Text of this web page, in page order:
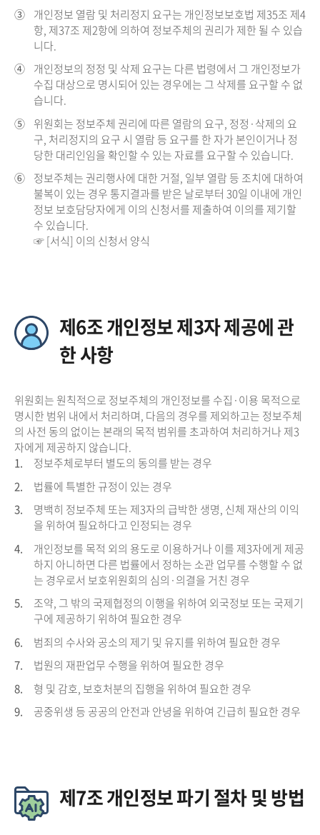
③ 개인정보 열람 및 처리정지 요구는 개인정보보호법 제35조 제4
항, 제37조 제2항에 의하여 정보주체의 권리가 제한 될 수 있습
니다.
④ 개인정보의 정정 및 삭제 요구는 다른 법령에서 그 개인정보가
수집 대상으로 명시되어 있는 경우에는 그 삭제를 요구할 수 없
습니다.
⑤ 위원회는 정보주체 권리에 따른 열람의 요구, 정정·삭제의 요
구, 처리정지의 요구 시 열람 등 요구를 한 자가 본인이거나 정
당한 대리인임을 확인할 수 있는 자료를 요구할 수 있습니다.
⑥ 정보주체는 권리행사에 대한 거절, 일부 열람 등 조치에 대하여
불복이 있는 경우 통지결과를 받은 날로부터 30일 이내에 개인
정보 보호담당자에게 이의 신청서를 제출하여 이의를 제기할
수 있습니다.
☞ [서식] 이의 신청서 양식
제6조 개인정보 제3자 제공에 관
한 사항
위원회는 원칙적으로 정보주체의 개인정보를 수집·이용 목적으로
명시한 범위 내에서 처리하며, 다음의 경우를 제외하고는 정보주체
의 사전 동의 없이는 본래의 목적 범위를 초과하여 처리하거나 제3
자에게 제공하지 않습니다.
1.
정보주체로부터 별도의 동의를 받는 경우
2.
법률에 특별한 규정이 있는 경우
3.
명백히 정보주체 또는 제3자의 급박한 생명, 신체 재산의 이익
을 위하여 필요하다고 인정되는 경우
4.
개인정보를 목적 외의 용도로 이용하거나 이를 제3자에게 제공
하지 아니하면 다른 법률에서 정하는 소관 업무를 수행할 수 없
는 경우로서 보호위원회의 심의·의결을 거친 경우
5.
조약, 그 밖의 국제협정의 이행을 위하여 외국정보 또는 국제기
구에 제공하기 위하여 필요한 경우
6.
범죄의 수사와 공소의 제기 및 유지를 위하여 필요한 경우
7.
법원의 재판업무 수행을 위하여 필요한 경우
8.
형 및 감호, 보호처분의 집행을 위하여 필요한 경우
9.
공중위생 등 공공의 안전과 안녕을 위하여 긴급히 필요한 경우
제7조 개인정보 파기 절차 및 방법